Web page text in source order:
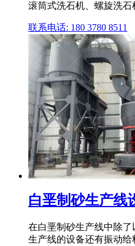
滚筒式洗石机、螺旋洗石
联系电话: 180 3780 8511
白垩制砂生产线
在白垩制砂生产线中除
生产线的设备还有振动